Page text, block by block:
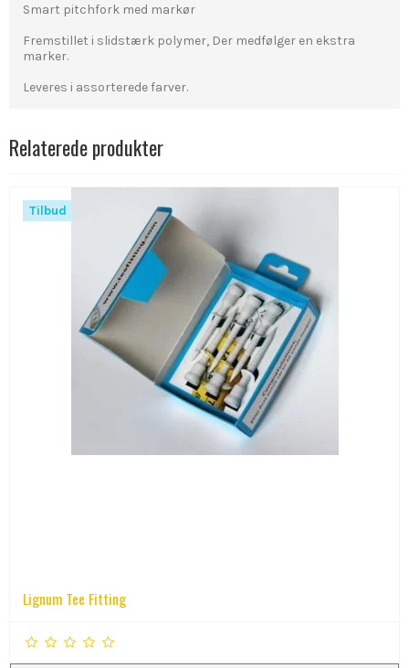
Smart pitchfork med markør
Fremstillet i slidstærk polymer, Der medfølger en ekstra
marker.
Leveres i assorterede farver.
Relaterede produkter
Tilbud
Lignum Tee Fitting